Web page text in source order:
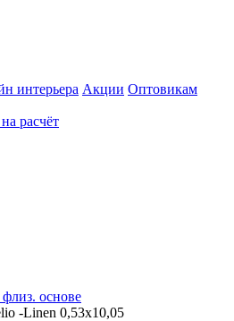
интерьера Акции Оптовикам
расчёт
основе
-Linen 0,53х10,05